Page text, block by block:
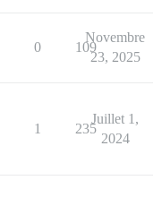
0 109
Novembre
23, 2025
1 235
Juillet 1,
2024